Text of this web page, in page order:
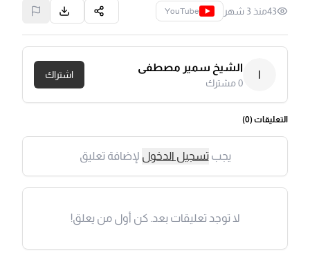
43منذ 3 شهر YouTube
ا
الشيخ سمير مصطفى
0مشترك
اشتراك
التعليقات (0
)
يجبتسجيل الدخول لإضافة تعليق
لا توجد تعليقات بعد. كن أول من يعلق!